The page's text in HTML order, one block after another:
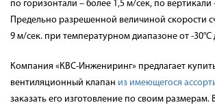
по горизонтали – более 1,5 м/сек, по
Предельно разрешенной величиной скорости
9 м/сек. при температурном диапазоне от -30°С
Компания «КВС-Инжениринг» предлагает
вентиляционный клапан из имеющегося
заказать его изготовление по своим размерам.